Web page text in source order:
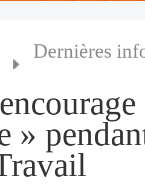
Dernières
»